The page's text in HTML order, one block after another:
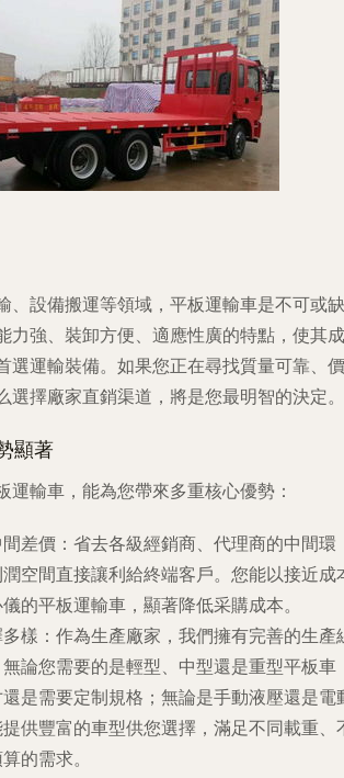
、設備搬運等領域，平板運輸車是不可或缺
力強、裝卸方便、適應性廣的特點，使其成
選運輸裝備。如果您正在尋找質量可靠、價
選擇廠家直銷渠道，將是您最明智的決定。
顯著
運輸車，能為您帶來多重核心優勢：
差價 ：省去各級經銷商、代理商的中間環
空間直接讓利給終端客戶。您能以接近成
的平板運輸車，顯著降低采購成本。
樣 ：作為生產廠家，我們擁有完善的生產
論您需要的是輕型、中型還是重型平板車
是需要定制規格；無論是手動液壓還是電
供豐富的車型供您選擇，滿足不同載重、
的需求。